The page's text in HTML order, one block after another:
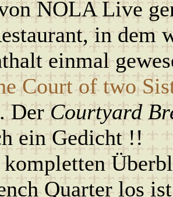
NOLA Live
in dem
einmal
Court of two
DerCourtyard
ein Gedicht !!
Quarter los